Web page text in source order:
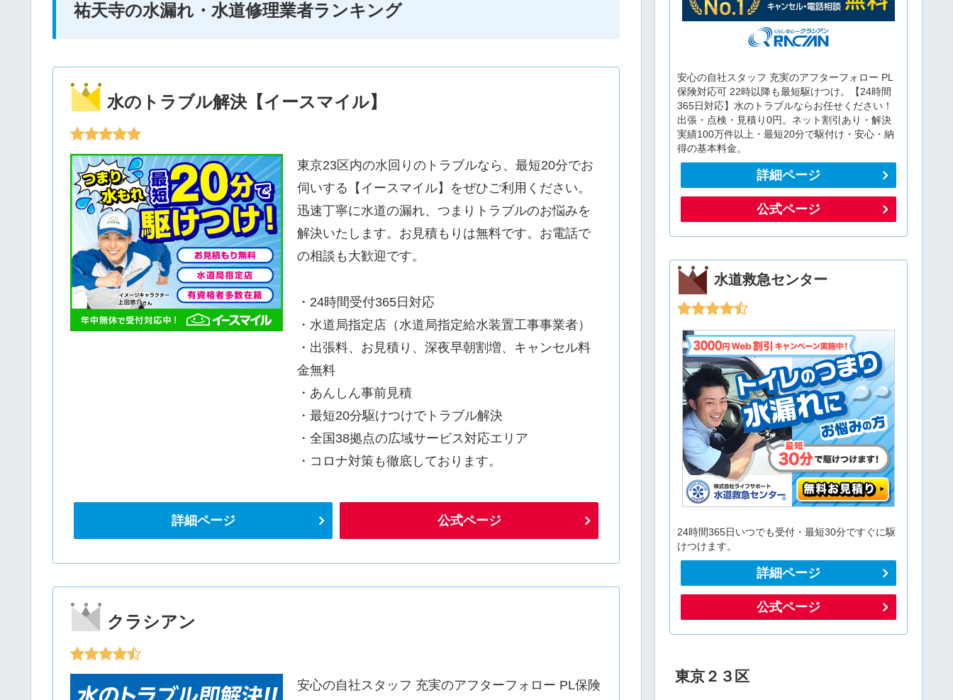
祐天寺の水漏れ・水道修理業者ランキング
水のトラブル解決【イースマイル】
東京23区内の水回りのトラブルなら、最短20分でお
伺いする【イースマイル】をぜひご利用ください。
迅速丁寧に水道の漏れ、つまりトラブルのお悩みを
解決いたします。お見積もりは無料です。お電話で
の相談も大歓迎です。
・24時間受付365日対応
・水道局指定店（水道局指定給水装置工事事業者）
・出張料、お見積り、深夜早朝割増、キャンセル料
金無料
・あんしん事前見積
・最短20分駆けつけでトラブル解決
・全国38拠点の広域サービス対応エリア
・コロナ対策も徹底しております。
詳細ページ 公式ページ
クラシアン
安心の自社スタッフ 充実のアフターフォロー PL保険
安心の自社スタッフ 充実のアフターフォロー PL
保険対応可 22時以降も最短駆けつけ。【24時間
365日対応】水のトラブルならお任せください！
出張・点検・見積り0円。ネット割引あり・解決
実績100万件以上・最短20分で駆付け・安心・納
得の基本料金。
詳細ページ
公式ページ
水道救急センター
24時間365日いつでも受付・最短30分ですぐに駆
けつけます。
詳細ページ
公式ページ
東京２３区